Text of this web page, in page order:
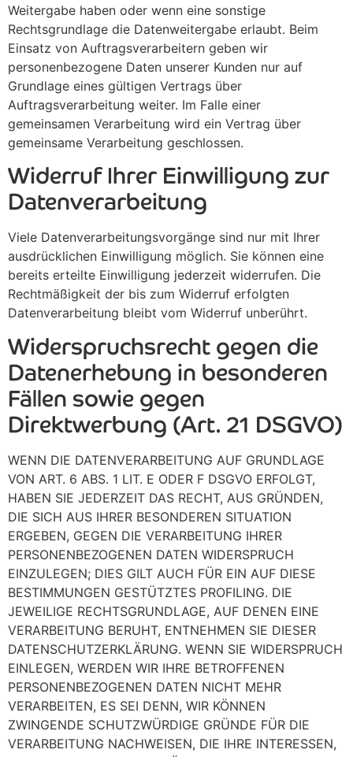
Weitergabe haben oder wenn eine sonstige
Rechtsgrundlage die Datenweitergabe erlaubt. Beim
Einsatz von Auftragsverarbeitern geben wir
personenbezogene Daten unserer Kunden nur auf
Grundlage eines gültigen Vertrags über
Auftragsverarbeitung weiter. Im Falle einer
gemeinsamen Verarbeitung wird ein Vertrag über
gemeinsame Verarbeitung geschlossen.
Widerruf Ihrer Einwilligung zur
Datenverarbeitung
Viele Datenverarbeitungsvorgänge sind nur mit Ihrer
ausdrücklichen Einwilligung möglich. Sie können eine
bereits erteilte Einwilligung jederzeit widerrufen. Die
Rechtmäßigkeit der bis zum Widerruf erfolgten
Datenverarbeitung bleibt vom Widerruf unberührt.
Widerspruchsrecht gegen die
Datenerhebung in besonderen
Fällen sowie gegen
Direktwerbung (Art. 21 DSGVO)
WENN DIE DATENVERARBEITUNG AUF GRUNDLAGE
VON ART. 6 ABS. 1 LIT. E ODER F DSGVO ERFOLGT,
HABEN SIE JEDERZEIT DAS RECHT, AUS GRÜNDEN,
DIE SICH AUS IHRER BESONDEREN SITUATION
ERGEBEN, GEGEN DIE VERARBEITUNG IHRER
PERSONENBEZOGENEN DATEN WIDERSPRUCH
EINZULEGEN; DIES GILT AUCH FÜR EIN AUF DIESE
BESTIMMUNGEN GESTÜTZTES PROFILING. DIE
JEWEILIGE RECHTSGRUNDLAGE, AUF DENEN EINE
VERARBEITUNG BERUHT, ENTNEHMEN SIE DIESER
DATENSCHUTZERKLÄRUNG. WENN SIE WIDERSPRUCH
EINLEGEN, WERDEN WIR IHRE BETROFFENEN
PERSONENBEZOGENEN DATEN NICHT MEHR
VERARBEITEN, ES SEI DENN, WIR KÖNNEN
ZWINGENDE SCHUTZWÜRDIGE GRÜNDE FÜR DIE
VERARBEITUNG NACHWEISEN, DIE IHRE INTERESSEN,